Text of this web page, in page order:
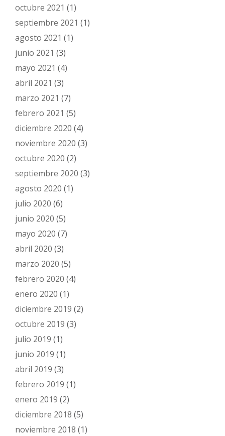
octubre 2021 (1)
septiembre 2021 (1)
agosto 2021 (1)
junio 2021 (3)
mayo 2021 (4)
abril 2021 (3)
marzo 2021 (7)
febrero 2021 (5)
diciembre 2020 (4)
noviembre 2020 (3)
octubre 2020 (2)
septiembre 2020 (3)
agosto 2020 (1)
julio 2020 (6)
junio 2020 (5)
mayo 2020 (7)
abril 2020 (3)
marzo 2020 (5)
febrero 2020 (4)
enero 2020 (1)
diciembre 2019 (2)
octubre 2019 (3)
julio 2019 (1)
junio 2019 (1)
abril 2019 (3)
febrero 2019 (1)
enero 2019 (2)
diciembre 2018 (5)
noviembre 2018 (1)